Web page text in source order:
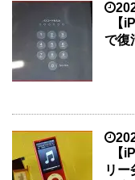
【
で復
【
リー